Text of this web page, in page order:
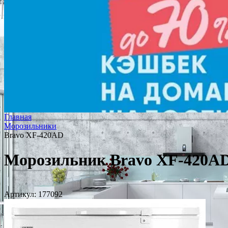
Главная
Морозильники
Bravo XF-420AD
Морозильник Bravo XF-
Артикул: 177092